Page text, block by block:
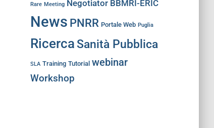
Rare Meeting Negotiator BBMRI-ERIC
News PNRR Portale Web Puglia
Ricerca Sanità Pubblica
SLA Training Tutorial webinar
Workshop